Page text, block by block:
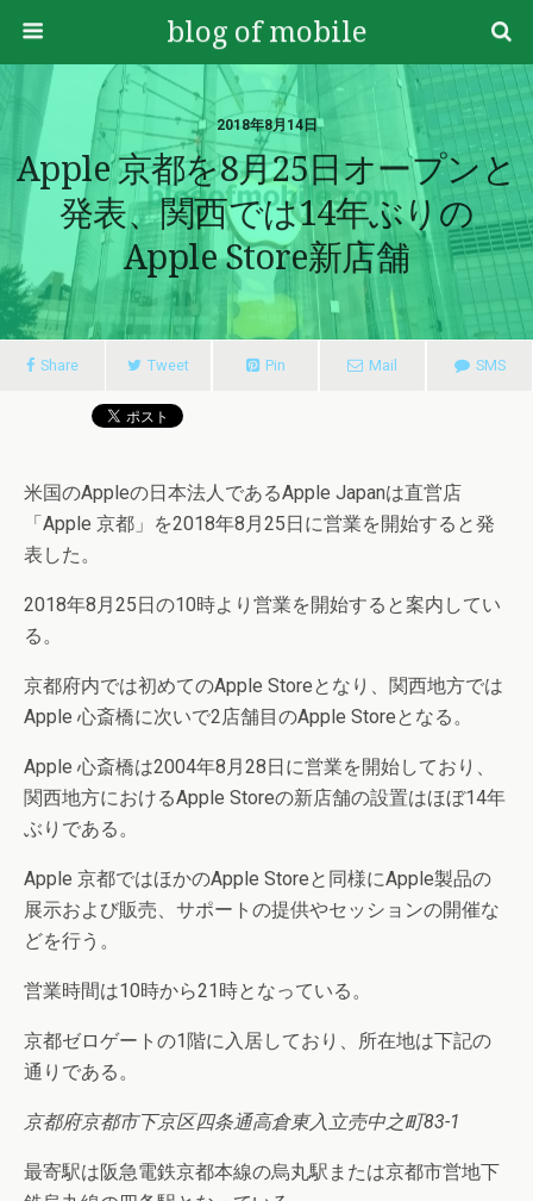
blog of mobile
2018年8月14日
Apple 京都を8月25日オープンと
発表、関西では14年ぶりの
Apple Store新店舗
Share Tweet Pin Mail SMS
米国のAppleの日本法人であるApple Japanは直営店
「Apple 京都」を2018年8月25日に営業を開始すると発
表した。
2018年8月25日の10時より営業を開始すると案内してい
る。
京都府内では初めてのApple Storeとなり、関西地方では
Apple 心斎橋に次いで2店舗目のApple Storeとなる。
Apple 心斎橋は2004年8月28日に営業を開始しており、
関西地方におけるApple Storeの新店舗の設置はほぼ14年
ぶりである。
Apple 京都ではほかのApple Storeと同様にApple製品の
展示および販売、サポートの提供やセッションの開催な
どを行う。
営業時間は10時から21時となっている。
京都ゼロゲートの1階に入居しており、所在地は下記の
通りである。
京都府京都市下京区四条通高倉東入立売中之町83-1
最寄駅は阪急電鉄京都本線の烏丸駅または京都市営地下